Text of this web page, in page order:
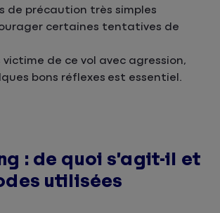
de précaution très simples
certaines tentatives de
victime de ce vol avec agression,
bons réflexes est essentiel.
: de quoi s’agit-il et
utilisées